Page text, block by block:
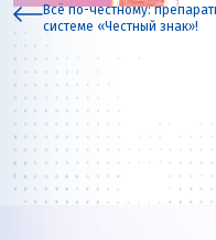
Всё по-честному:
системе «Честный знак»!